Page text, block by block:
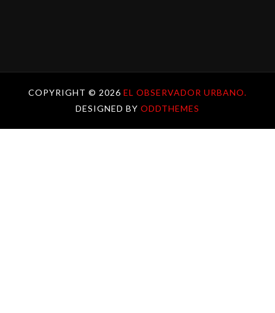
COPYRIGHT © 2026 EL OBSERVADOR URBANO.
DESIGNED BY ODDTHEMES